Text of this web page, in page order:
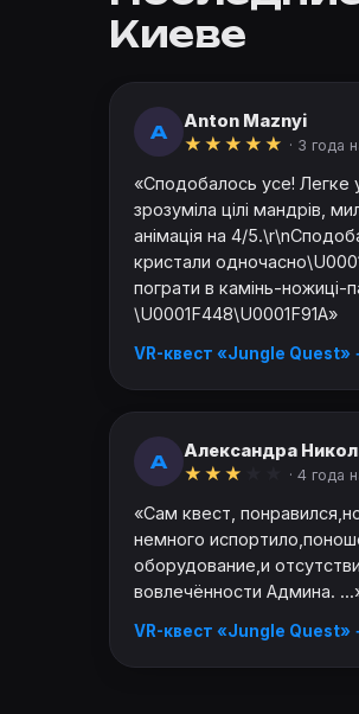
Киеве
A
Anton Maznyi
★ ★ ★ ★ ★ · 3 года
«Сподобалось усе! Легке
зрозуміла цілі мандрів,
анімація на 4/
кристали
пограти в камінь-ножиці-
\U0001F448\U0001F91A»
VR-квест «Jungle Quest»
А
Александра
★ ★ ★ · 4 года
«Сам квест,
немного
оборудование,и
вовлечённости Админа.
VR-квест «Jungle Quest»